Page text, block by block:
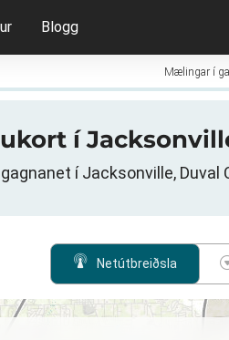
Blogg
Mælingar í
í
í Jacksonville, Duval
Netútbreiðsla